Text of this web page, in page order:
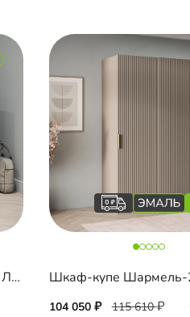
Тумба для обуви Шармель-2 Лайф Эмаль
104 050 115 610